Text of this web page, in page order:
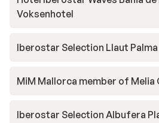
Voksenhotel
Iberostar Selection Llaut
MiM Mallorca member of Melia
Iberostar Selection Albufera